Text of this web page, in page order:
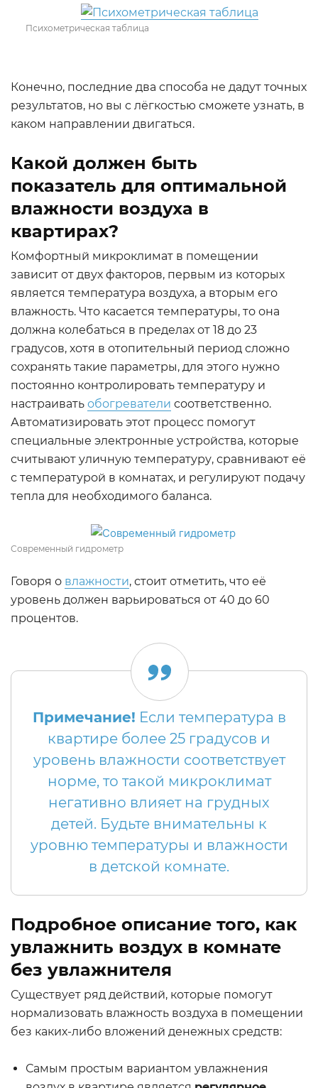
Психометрическая таблица
Конечно, последние два способа не дадут точных
результатов, но вы с лёгкостью сможете узнать, в
каком направлении двигаться.
Какой должен быть
показатель для оптимальной
влажности воздуха в
квартирах?
Комфортный микроклимат в помещении
зависит от двух факторов, первым из которых
является температура воздуха, а вторым его
влажность. Что касается температуры, то она
должна колебаться в пределах от 18 до 23
градусов, хотя в отопительный период сложно
сохранять такие параметры, для этого нужно
постоянно контролировать температуру и
настраивать обогреватели соответственно.
Автоматизировать этот процесс помогут
специальные электронные устройства, которые
считывают уличную температуру, сравнивают её
с температурой в комнатах, и регулируют подачу
тепла для необходимого баланса.
Современный гидрометр
Говоря о влажности, стоит отметить, что её
уровень должен варьироваться от 40 до 60
процентов.
Примечание! Если температура в
квартире более 25 градусов и
уровень влажности соответствует
норме, то такой микроклимат
негативно влияет на грудных
детей. Будьте внимательны к
уровню температуры и влажности
в детской комнате.
Подробное описание того, как
увлажнить воздух в комнате
без увлажнителя
Существует ряд действий, которые помогут
нормализовать влажность воздуха в помещении
без каких-либо вложений денежных средств:
Самым простым вариантом увлажнения